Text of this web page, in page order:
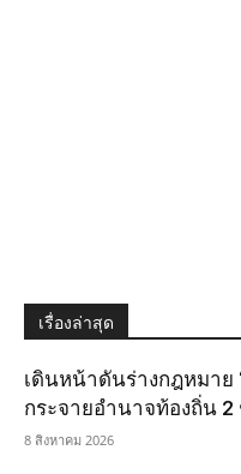
เรื่องล่าสุด
เดินหน้าดันร่างกฎหมาย
กระจายอำนาจท้องถิ่น
8 สิงหาคม 2026